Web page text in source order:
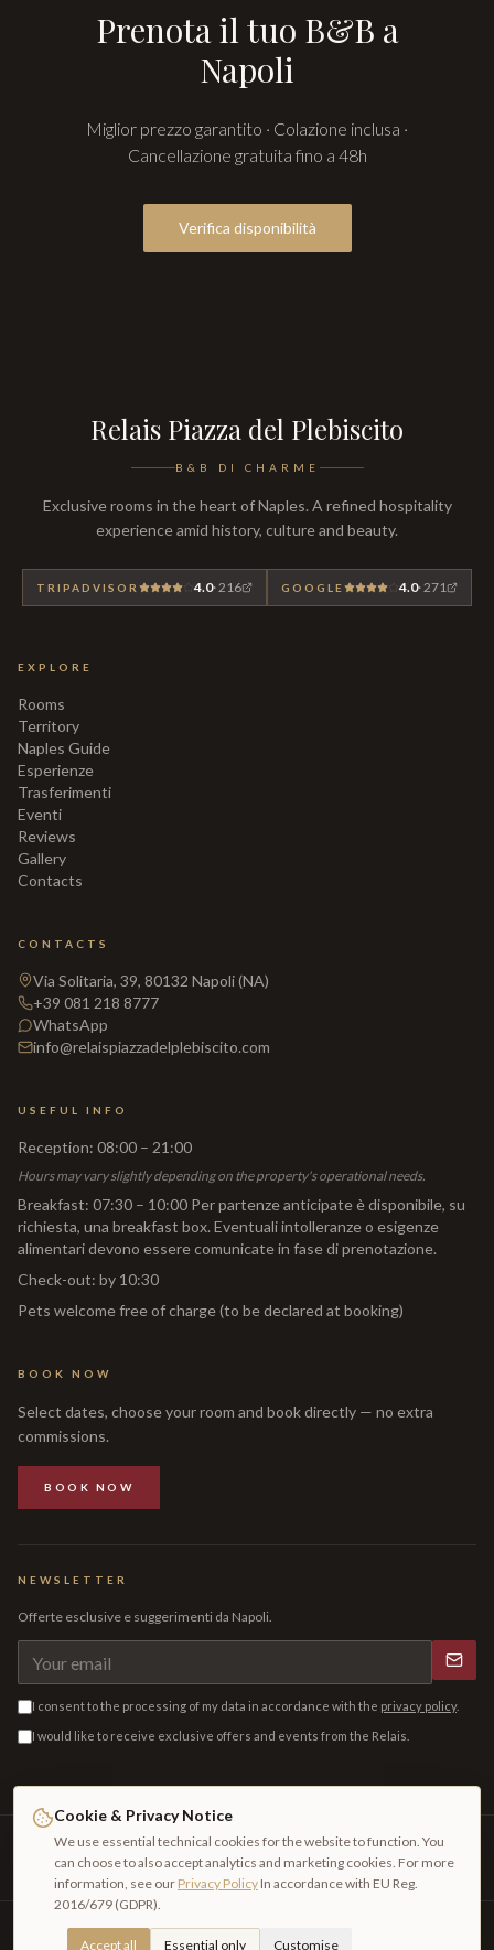
Prenota il tuo B&B a
Napoli
Miglior prezzo garantito · Colazione inclusa ·
Cancellazione gratuita fino a 48h
Verifica disponibilità
Relais Piazza del Plebiscito
B&B DI CHARME
Exclusive rooms in the heart of Naples. A refined hospitality
experience amid history, culture and beauty.
TRIPADVISOR 4.0·216 GOOGLE 4.0·271
EXPLORE
Rooms
Territory
Naples Guide
Esperienze
Trasferimenti
Eventi
Reviews
Gallery
Contacts
CONTACTS
Via Solitaria, 39, 80132 Napoli (NA)
+39 081 218 8777
WhatsApp
info@relaispiazzadelplebiscito.com
USEFUL INFO
Reception: 08:00 – 21:00
Hours may vary slightly depending on the property's operational needs.
Breakfast: 07:30 – 10:00 Per partenze anticipate è disponibile, su
richiesta, una breakfast box. Eventuali intolleranze o esigenze
alimentari devono essere comunicate in fase di prenotazione.
Check-out: by 10:30
Pets welcome free of charge (to be declared at booking)
BOOK NOW
Select dates, choose your room and book directly — no extra
commissions.
BOOK NOW
NEWSLETTER
Offerte esclusive e suggerimenti da Napoli.
I consent to the processing of my data in accordance with the privacy policy.
I would like to receive exclusive offers and events from the Relais.
CODICI CIN
IT063049B4DHVWHLMU
IT063049B4HGUD36FY
©2026Room To Art Srl—
Cookie & Privacy Notice
We use essential technical cookies for the website to function. You
can choose to also accept analytics and marketing cookies. For more
information, see our Privacy Policy In accordance with EU Reg.
2016/679 (GDPR).
Accept all Essential only Customise